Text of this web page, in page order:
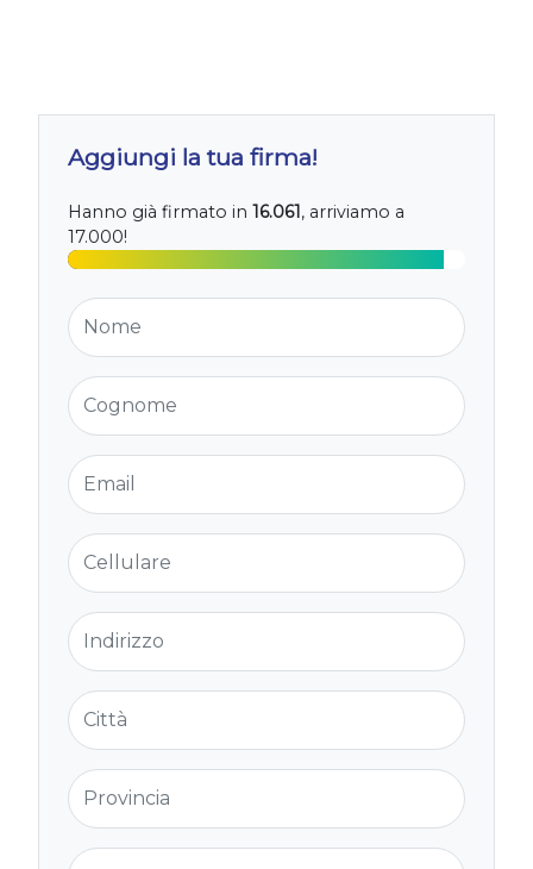
Aggiungi la tua firma!
Hanno già firmato in 16.061, arriviamo a
17.000!
Nome
Cognome
Email
Cellulare
Indirizzo
Città
Provincia
Cap